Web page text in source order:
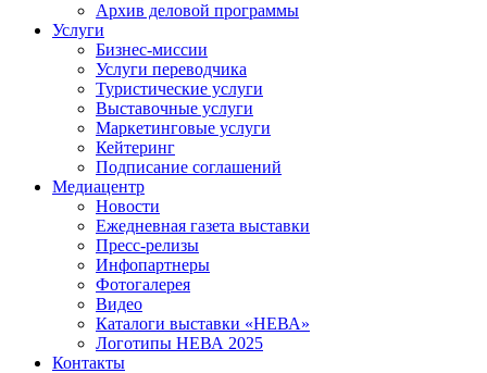
Архив деловой программы
Услуги
Бизнес-миссии
Услуги переводчика
Туристические услуги
Выставочные услуги
Маркетинговые услуги
Кейтеринг
Подписание соглашений
Медиацентр
Новости
Ежедневная газета выставки
Пресс-релизы
Инфопартнеры
Фотогалерея
Видео
Каталоги выставки «НЕВА»
Логотипы НЕВА 2025
Контакты